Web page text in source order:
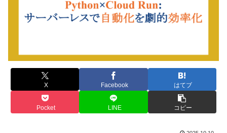
X Facebook はてブ
Pocket LINE コピー